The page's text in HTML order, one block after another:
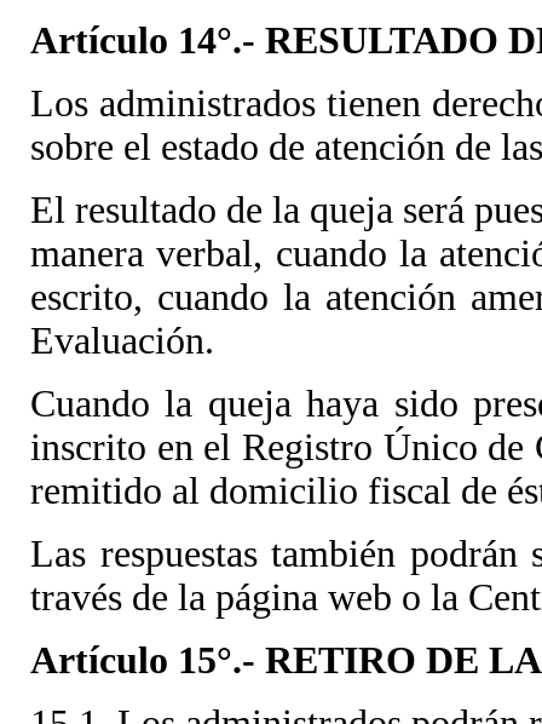
Artículo 14°.- RESULTADO
Los administrados tienen
sobre el estado de atención de
El resultado de la queja será
manera verbal, cuando la
escrito, cuando la atención
Evaluación.
Cuando la queja haya sido
inscrito en el Registro Único de
remitido al domicilio fiscal de
Las respuestas también
través de la página web o la
Artículo 15°.- RETIRO DE